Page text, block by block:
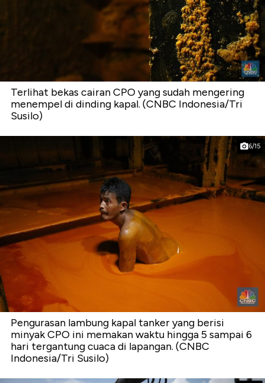
Terlihat bekas cairan CPO yang sudah mengering
menempel di dinding kapal. (CNBC Indonesia/Tri
Susilo)
6/15
Pengurasan lambung kapal tanker yang berisi
minyak CPO ini memakan waktu hingga 5 sampai 6
hari tergantung cuaca di lapangan. (CNBC
Indonesia/Tri Susilo)